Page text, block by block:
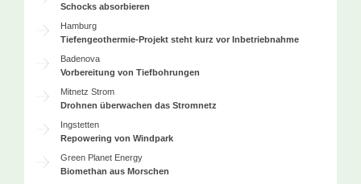
Schocks absorbieren
Hamburg
Tiefengeothermie-Projekt steht kurz vor Inbetriebnahme
Badenova
Vorbereitung von Tiefbohrungen
Mitnetz Strom
Drohnen überwachen das Stromnetz
Ingstetten
Repowering von Windpark
Green Planet Energy
Biomethan aus Morschen